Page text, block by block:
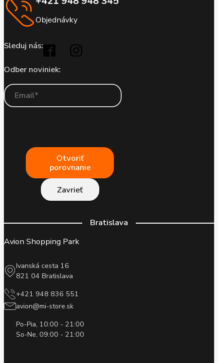
Objednávky
Sleduj nás:
Odber noviniek:
Otvoriť
porovnanie
Zavrieť
Bratislava
Avion Shopping Park
Ivanská cesta 16
821 04 Bratislava
+421 948 836 551
avion@mi-store.sk
Po-Pia, 10:00 - 21:00
So-Ne, 09:00 - 21:00